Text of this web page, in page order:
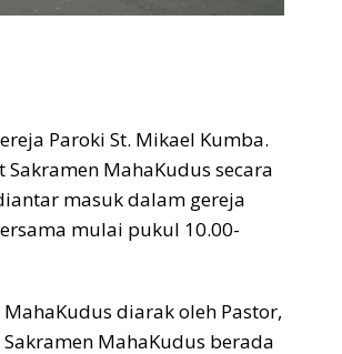
Paroki St. Mikael Kumba.
MahaKudus secara
masuk dalam gereja
mulai pukul 10.00-
diarak oleh Pastor,
MahaKudus berada